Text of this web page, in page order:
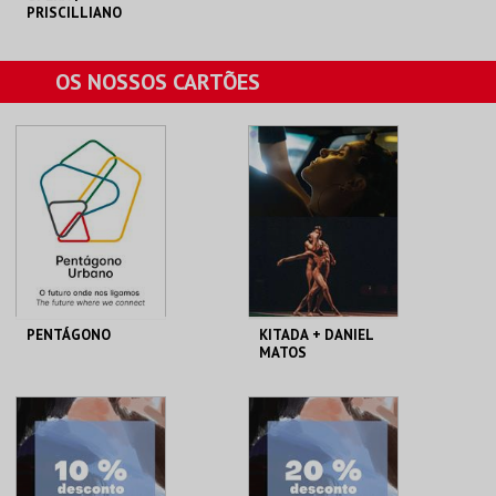
PRISCILLIANO
C. CULTURAL VILA
MAIS INFO
COMPRAR
OS NOSSOS CARTÕES
PENTÁGONO
URBANO
AQUISIÇÃO
MAIS INFO
KITADA + DANIEL
MATOS
AQUISIÇÃO
MAIS INFO